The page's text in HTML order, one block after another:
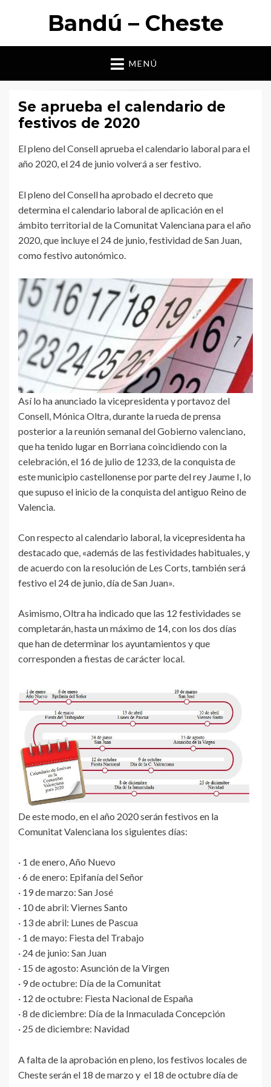
Bandú – Cheste
MENÚ
Se aprueba el calendario de
festivos de 2020
El pleno del Consell aprueba el calendario laboral para el
año 2020, el 24 de junio volverá a ser festivo.
El pleno del Consell ha aprobado el decreto que
determina el calendario laboral de aplicación en el
ámbito territorial de la Comunitat Valenciana para el año
2020, que incluye el 24 de junio, festividad de San Juan,
como festivo autonómico.
Así lo ha anunciado la vicepresidenta y portavoz del
Consell, Mónica Oltra, durante la rueda de prensa
posterior a la reunión semanal del Gobierno valenciano,
que ha tenido lugar en Borriana coincidiendo con la
celebración, el 16 de julio de 1233, de la conquista de
este municipio castellonense por parte del rey Jaume I, lo
que supuso el inicio de la conquista del antiguo Reino de
Valencia.
Con respecto al calendario laboral, la vicepresidenta ha
destacado que, «además de las festividades habituales, y
de acuerdo con la resolución de Les Corts, también será
festivo el 24 de junio, día de San Juan».
Asimismo, Oltra ha indicado que las 12 festividades se
completarán, hasta un máximo de 14, con los dos días
que han de determinar los ayuntamientos y que
corresponden a fiestas de carácter local.
De este modo, en el año 2020 serán festivos en la
Comunitat Valenciana los siguientes días:
· 1 de enero, Año Nuevo
· 6 de enero: Epifanía del Señor
· 19 de marzo: San José
· 10 de abril: Viernes Santo
· 13 de abril: Lunes de Pascua
· 1 de mayo: Fiesta del Trabajo
· 24 de junio: San Juan
· 15 de agosto: Asunción de la Virgen
· 9 de octubre: Día de la Comunitat
· 12 de octubre: Fiesta Nacional de España
· 8 de diciembre: Día de la Inmaculada Concepción
· 25 de diciembre: Navidad
A falta de la aprobación en pleno, los festivos locales de
Cheste serán el 18 de marzo y el 18 de octubre día de